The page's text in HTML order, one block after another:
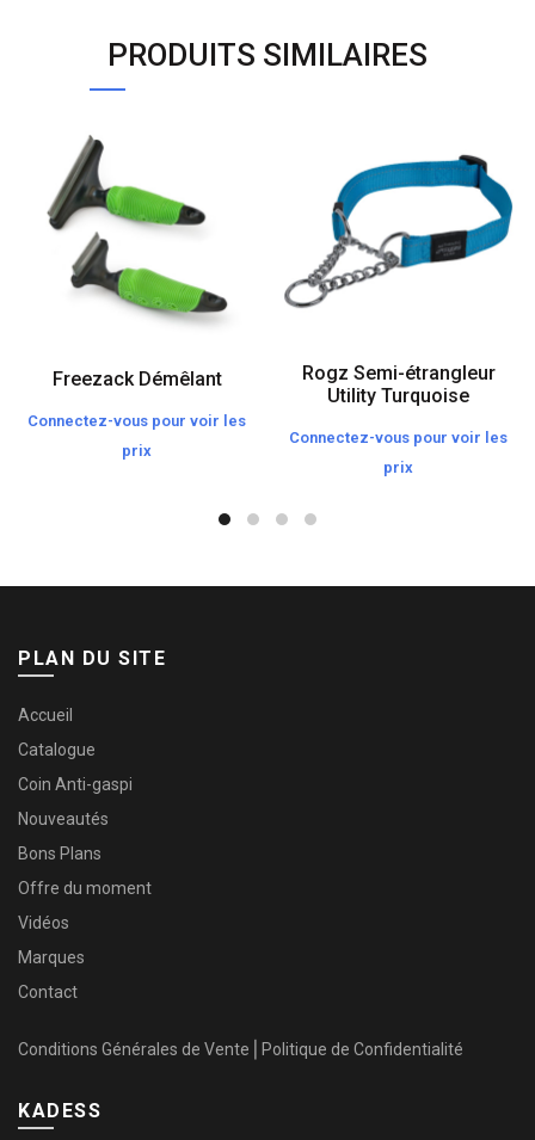
PRODUITS SIMILAIRES
Freezack Démêlant
Connectez-vous pour voir les
prix
Rogz Semi-étrangleur
Utility Turquoise
Connectez-vous pour voir les
prix
PLAN DU SITE
Accueil
Catalogue
Coin Anti-gaspi
Nouveautés
Bons Plans
Offre du moment
Vidéos
Marques
Contact
Conditions Générales de Vente Politique de Confidentialité
KADESS